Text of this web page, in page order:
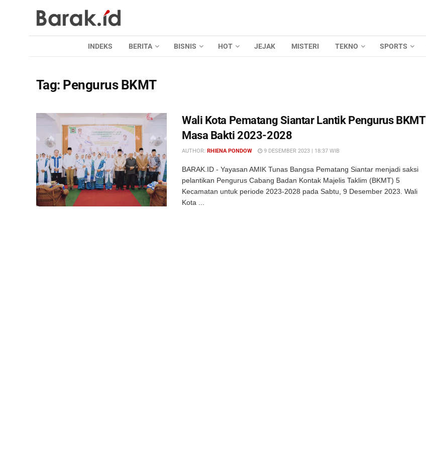
INDEKS BERITA BISNIS HOT JEJAK MISTERI TEKNO SPORTS
Tag: Pengurus BKMT
Wali Kota Pematang Siantar Lantik Pengurus BKMT
Masa Bakti 2023-2028
AUTHOR: RHIENA PONDOW 9 DESEMBER 2023 | 18:37 WIB
BARAK.ID - Yayasan AMIK Tunas Bangsa Pematang Siantar menjadi saksi
pelantikan Pengurus Cabang Badan Kontak Majelis Taklim (BKMT) 5
Kecamatan untuk periode 2023-2028 pada Sabtu, 9 Desember 2023. Wali
Kota ...